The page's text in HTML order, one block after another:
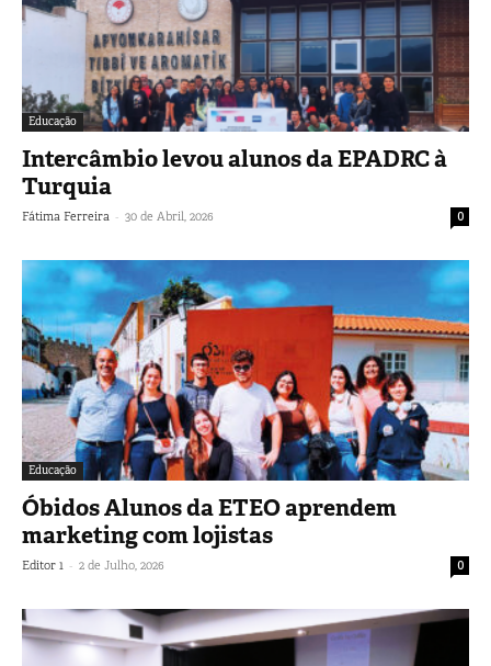
Educação
Intercâmbio levou alunos da EPADRC à
Turquia
Fátima Ferreira - 30 de Abril, 2026 0
Educação
Óbidos Alunos da ETEO aprendem
marketing com lojistas
Editor 1 - 2 de Julho, 2026 0